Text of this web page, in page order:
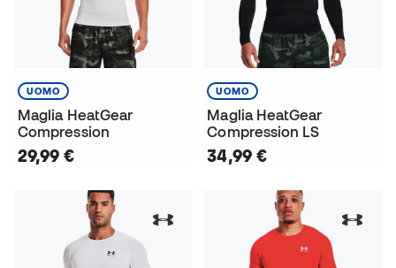
UOMO
Maglia HeatGear
Compression
29,99 €
UOMO
Maglia HeatGear
Compression LS
34,99 €